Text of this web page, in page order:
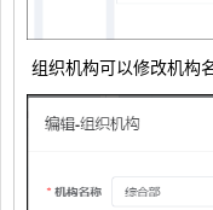
组织机构可以修改机构